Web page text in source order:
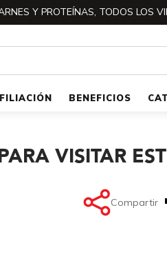
Y PROTEÍNAS, TODOS LOS
BENEFICIOS
VISITAR
Compartir